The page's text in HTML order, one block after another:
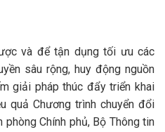
và để tận dụng tối ưu các
sâu rộng, huy động nguồn
giải pháp thúc đẩy triển khai
quả Chương trình chuyển đổi
Chính phủ, Bộ Thông tin